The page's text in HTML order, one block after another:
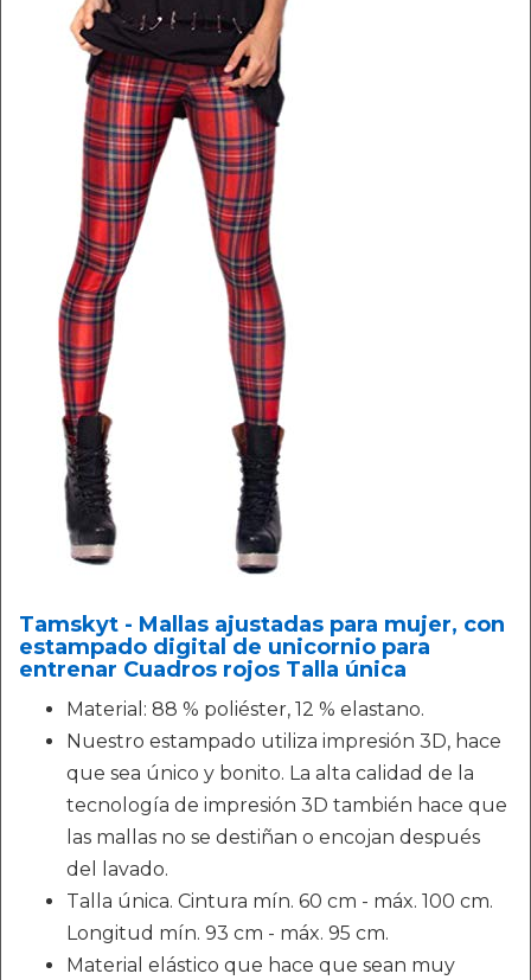
Tamskyt - Mallas ajustadas para mujer, con
estampado digital de unicornio para
entrenar Cuadros rojos Talla única
Material: 88 % poliéster, 12 % elastano.
Nuestro estampado utiliza impresión 3D, hace
que sea único y bonito. La alta calidad de la
tecnología de impresión 3D también hace que
las mallas no se destiñan o encojan después
del lavado.
Talla única. Cintura mín. 60 cm - máx. 100 cm.
Longitud mín. 93 cm - máx. 95 cm.
Material elástico que hace que sean muy